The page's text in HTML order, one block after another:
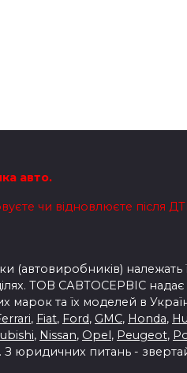
авто.
чи відновлюєте після
(автовиробників) належать
ТОВ САВТОСЕРВІС надає
марок та їх моделей в
, Fiat, Ford, GMC, Honda,
, Nissan, Opel, Peugeot,
. З юридичних питань -